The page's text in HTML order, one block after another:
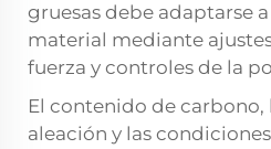
gruesas debe adaptarse
material mediante
fuerza y controles de la
El contenido de carbono,
aleación y las